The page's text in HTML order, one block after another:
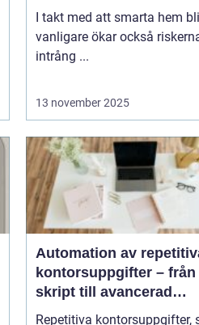
I takt med att smarta hem
vanligare ökar också
intrång ...
13 november 2025
Automation av
kontorsuppgifter – från
skript till avancerad
programvara
Repetitiva kontorsuppgifter,